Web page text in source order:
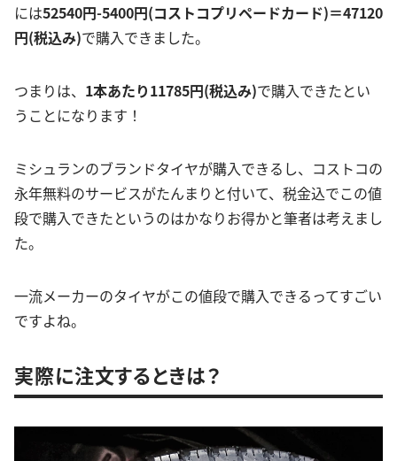
には52540円-5400円(コストコプリペードカード)＝47120
円(税込み)で購入できました。
つまりは、 1本あたり11785円(税込み)で購入できたとい
うことになります！
ミシュランのブランドタイヤが購入できるし、コストコの
永年無料のサービスがたんまりと付いて、税金込でこの値
段で購入できたというのはかなりお得かと筆者は考えまし
た。
一流メーカーのタイヤがこの値段で購入できるってすごい
ですよね。
実際に注文するときは？